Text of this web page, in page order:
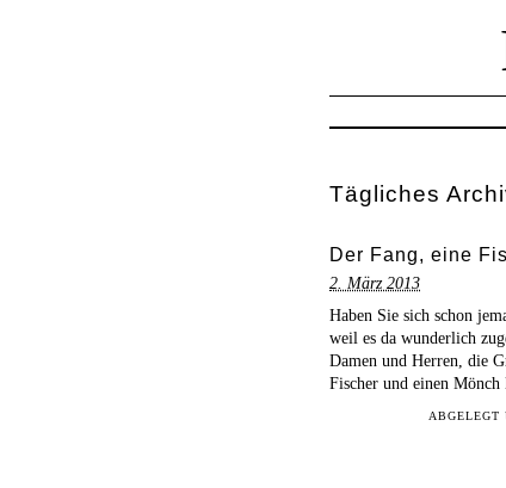
Tägliches
Der Fang, eine
2. März 2013
Haben Sie sich schon
weil es da wunderlich
Damen und Herren, die
Fischer und einen
ABGELEGT